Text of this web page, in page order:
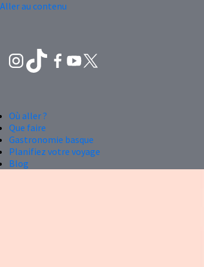
Aller au contenu
Où aller ?
Que faire
Gastronomie basque
Planifiez votre voyage
Blog